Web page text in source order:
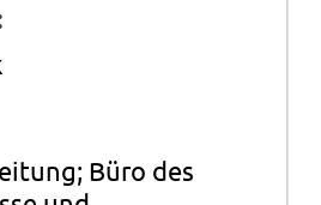
Büro des